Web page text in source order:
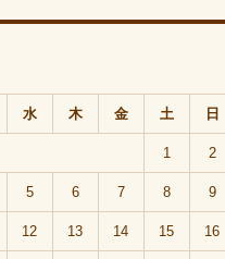
水 木 金 土 日
1 2
5 6 7 8 9
12 13 14 15 16